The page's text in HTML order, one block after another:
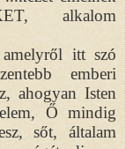
alkalom
itt szó
emberi
ahogyan Isten
Ő mindig
sőt, általam